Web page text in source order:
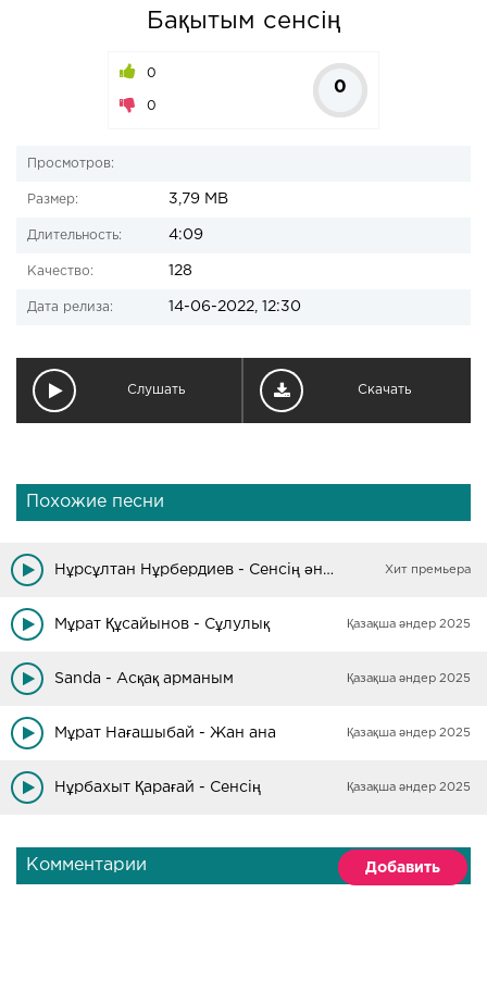
Бақытым сенсің
0
0
0
Просмотров:
Размер: 3,79 MB
Длительность: 4:09
Качество: 128
Дата релиза: 14-06-2022, 12:30
Слушать Скачать
Похожие песни
Нұрсұлтан Нұрбердиев - Сенсің әнім Хит премьера
Мұрат Құсайынов - Сұлулық Қазақша әндер 2025
Sanda - Асқақ арманым Қазақша әндер 2025
Мұрат Нағашыбай - Жан ана Қазақша әндер 2025
Нұрбахыт Қарағай - Сенсің Қазақша әндер 2025
Комментарии Добавить